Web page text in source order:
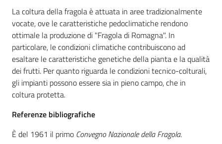
Agricoltura,
caccia e
pesca
Argomenti
Novità
Servizi
La coltura della fragola è attuata in aree tradizionalmente
vocate, ove le caratteristiche pedoclimatiche rendono
ottimale la produzione di "Fragola di Romagna". In
particolare, le condizioni climatiche contribuiscono ad
esaltare le caratteristiche genetiche della pianta e la qualità
dei frutti. Per quanto riguarda le condizioni tecnico-colturali,
gli impianti possono essere sia in pieno campo, che in
coltura protetta.
Referenze bibliografiche
È del 1961 il primo Convegno Nazionale della Fragola.